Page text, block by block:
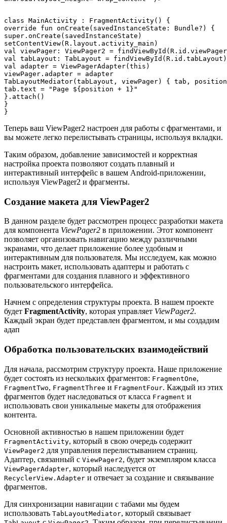
class MainActivity : FragmentActivity() {
override fun onCreate(savedInstanceState: Bundle?) {
super.onCreate(savedInstanceState)
setContentView(R.layout.activity_main)
val viewPager: ViewPager2 =
val tabLayout: TabLayout = findViewById(R.id.tabLayout)
val adapter = ViewPagerAdapter(this)
viewPager.adapter = adapter
TabLayoutMediator(tabLayout, viewPager) { tab,
tab.text = "Page ${position + 1}"
}.attach()
}
Теперь ваш ViewPager2 настроен для работы с фрагментами, и
вы можете легко перелистывать страницы, используя вкладки.
Таким образом, добавление зависимостей и корректная
настройка проекта позволяют создать плавный и
интерактивный интерфейс в вашем Android-приложении,
используя ViewPager2 и фрагменты.
Создание макета для ViewPager2
В данном разделе будет рассмотрен процесс разработки макета
для компонента ViewPager2 в приложении. Этот компонент
позволяет организовать навигацию между различными
экранами, что делает приложение более удобным и
интерактивным для пользователя. Мы исследуем, как можно
настроить макет, использовать адаптеры и работать с
фрагментами для создания плавного и эффективного
пользовательского интерфейса.
Начнем с определения структуры проекта. В нашем проекте
будет FragmentActivity, которая управляет ViewPager2.
Каждый экран будет представлен фрагментом, и мы создадим
адап
Обработка пользовательских взаимодействий
Для начала, рассмотрим структуру проекта. Наше приложение
будет состоять из нескольких фрагментов: FragmentOne,
FragmentTwo, FragmentThree и FragmentFour. Каждый из этих
фрагментов будет наследоваться от класса Fragment и
использовать свои уникальные макеты для отображения
контента.
Основной активностью в нашем приложении будет
FragmentActivity, который в свою очередь содержит
ViewPager2 для управления перелистыванием страниц.
Адаптер, связанный с ViewPager2, будет экземпляром класса
ViewPagerAdapter, который наследуется от
RecyclerView.Adapter и отвечает за создание и связывание
фрагментов.
Для синхронизации навигации с табами мы будем
использовать TabLayoutMediator, который связывает